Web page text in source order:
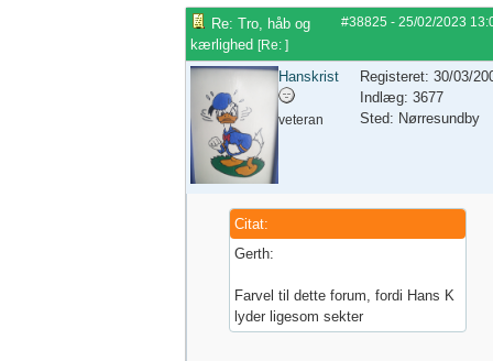
#38825 - 25/02/2023
Re: Tro, håb og
kærlighed [Re: ]
Hanskrist
veteran
Registeret: 30/03/
Indlæg: 3677
Sted: Nørresundby
Citat:
Gerth:
Farvel til dette forum, fordi Hans K
lyder ligesom sekter